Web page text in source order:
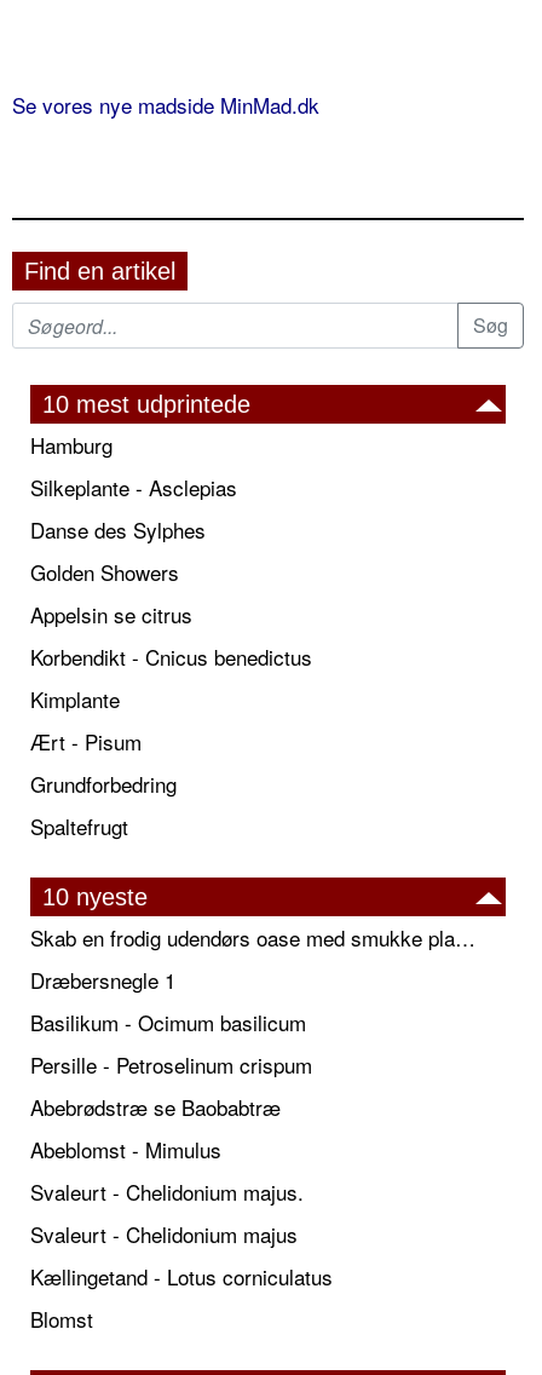
Se vores nye madside MinMad.dk
Find en artikel
10 mest udprintede
Hamburg
Silkeplante - Asclepias
Danse des Sylphes
Golden Showers
Appelsin se citrus
Korbendikt - Cnicus benedictus
Kimplante
Ært - Pisum
Grundforbedring
Spaltefrugt
10 nyeste
Skab en frodig udendørs oase med smukke plantekrukker og elegante espalier
Dræbersnegle 1
Basilikum - Ocimum basilicum
Persille - Petroselinum crispum
Abebrødstræ se Baobabtræ
Abeblomst - Mimulus
Svaleurt - Chelidonium majus.
Svaleurt - Chelidonium majus
Kællingetand - Lotus corniculatus
Blomst